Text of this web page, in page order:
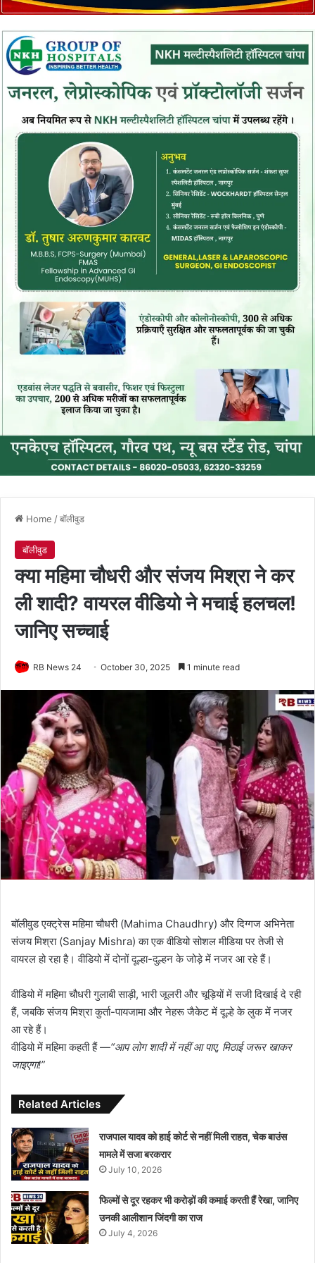
Home /बॉलीवुड
बॉलीवुड
क्या महिमा चौधरी और संजय मिश्रा ने कर
ली शादी? वायरल वीडियो ने मचाई हलचल!
जानिए सच्चाई
RB News 24 October 30, 2025 1 minute read
बॉलीवुड एक्ट्रेस महिमा चौधरी (Mahima Chaudhry) और दिग्गज अभिनेता
संजय मिश्रा (Sanjay Mishra) का एक वीडियो सोशल मीडिया पर तेजी से
वायरल हो रहा है। वीडियो में दोनों दूल्हा-दुल्हन के जोड़े में नजर आ रहे हैं।
वीडियो में महिमा चौधरी गुलाबी साड़ी, भारी जूलरी और चूड़ियों में सजी दिखाई दे रही
हैं, जबकि संजय मिश्रा कुर्ता-पायजामा और नेहरू जैकेट में दूल्हे के लुक में नजर
आ रहे हैं।
वीडियो में महिमा कहती हैं —“आप लोग शादी में नहीं आ पाए, मिठाई जरूर खाकर
जाइएगा!”
Related Articles
राजपाल यादव को हाई कोर्ट से नहीं मिली राहत, चेक बाउंस
मामले में सजा बरकरार
July 10, 2026
फिल्मों से दूर रहकर भी करोड़ों की कमाई करती हैं रेखा, जानिए
उनकी आलीशान जिंदगी का राज
July 4, 2026